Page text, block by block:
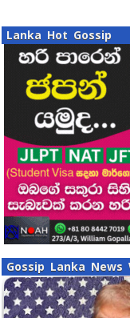
Lanka Hot Gossip
Gossip Lanka News